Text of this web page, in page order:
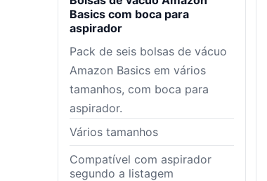
Basics com boca para
aspirador
Pack de seis bolsas de vácuo
Amazon Basics em vários
tamanhos, com boca para
aspirador.
Vários tamanhos
Compatível com aspirador
segundo a listagem